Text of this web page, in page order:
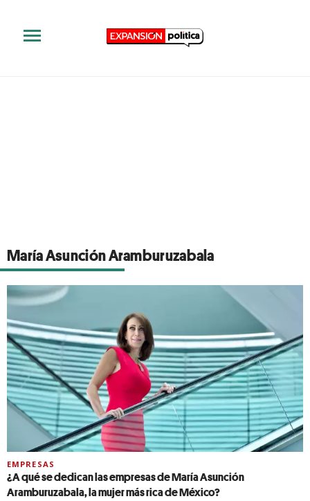
María Asunción Aramburuzabala
EMPRESAS
¿A qué se dedican las empresas de María Asunción
Aramburuzabala, la mujer más rica de México?